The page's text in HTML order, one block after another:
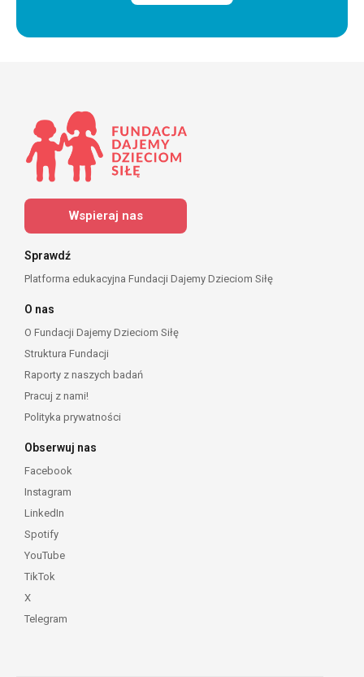
Wspieraj nas
Sprawdź
Platforma edukacyjna Fundacji Dajemy Dzieciom Siłę
O nas
O Fundacji Dajemy Dzieciom Siłę
Struktura Fundacji
Raporty z naszych badań
Pracuj z nami!
Polityka prywatności
Obserwuj nas
Facebook
Instagram
LinkedIn
Spotify
YouTube
TikTok
X
Telegram